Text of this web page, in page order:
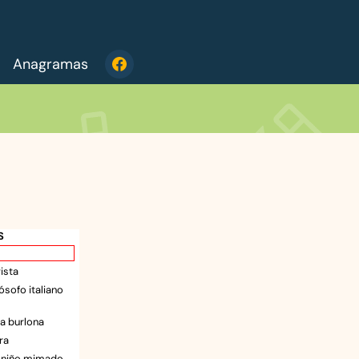
Anagramas
italiano
burlona